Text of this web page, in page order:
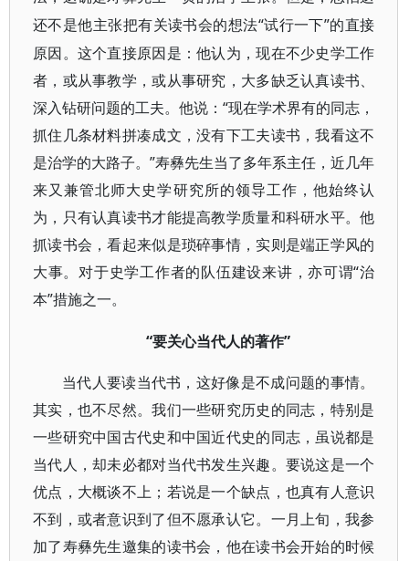
还不是他主张把有关读书会的想法“试行一下”的直接
原因。这个直接原因是：他认为，现在不少史学工作
者，或从事教学，或从事研究，大多缺乏认真读书、
深入钻研问题的工夫。他说：“现在学术界有的同志，
抓住几条材料拼凑成文，没有下工夫读书，我看这不
是治学的大路子。”寿彝先生当了多年系主任，近几年
来又兼管北师大史学研究所的领导工作，他始终认
为，只有认真读书才能提高教学质量和科研水平。他
抓读书会，看起来似是琐碎事情，实则是端正学风的
大事。对于史学工作者的队伍建设来讲，亦可谓“治
本”措施之一。
“要关心当代人的著作”
当代人要读当代书，这好像是不成问题的事情。
其实，也不尽然。我们一些研究历史的同志，特别是
一些研究中国古代史和中国近代史的同志，虽说都是
当代人，却未必都对当代书发生兴趣。要说这是一个
优点，大概谈不上；若说是一个缺点，也真有人意识
不到，或者意识到了但不愿承认它。一月上旬，我参
加了寿彝先生邀集的读书会，他在读书会开始的时候